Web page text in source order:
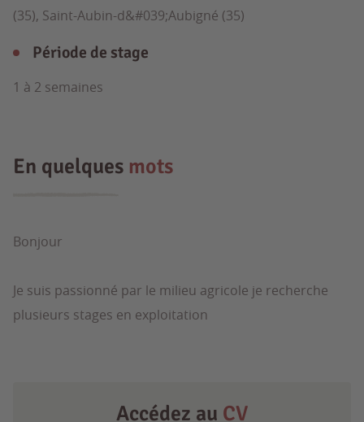
(35), Saint-Aubin-d&#039;Aubigné (35)
Période de stage
1 à 2 semaines
En quelques mots
Bonjour
Je suis passionné par le milieu agricole je recherche
plusieurs stages en exploitation
Accédez au CV